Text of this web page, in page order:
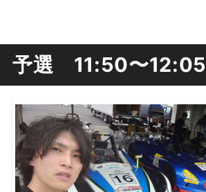
予選 11:50〜12:05